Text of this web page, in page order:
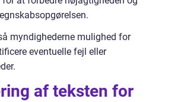
myndighederne mulighed for
eventuelle fejl eller
af teksten for